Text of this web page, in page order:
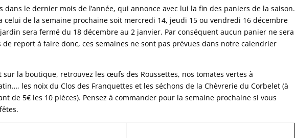
dans le dernier mois de l’année, qui annonce avec lui la fin des paniers de la saison.
celui de la semaine prochaine soit mercredi 14, jeudi 15 ou vendredi 16 décembre
sera fermé du 18 décembre au 2 janvier. Par conséquent aucun panier ne sera
report à faire donc, ces semaines ne sont pas prévues dans notre calendrier
sur la boutique, retrouvez les œufs des Roussettes, nos tomates vertes à
les noix du Clos des Franquettes et les séchons de la Chèvrerie du Corbelet (à
de 5€ les 10 pièces). Pensez à commander pour la semaine prochaine si vous